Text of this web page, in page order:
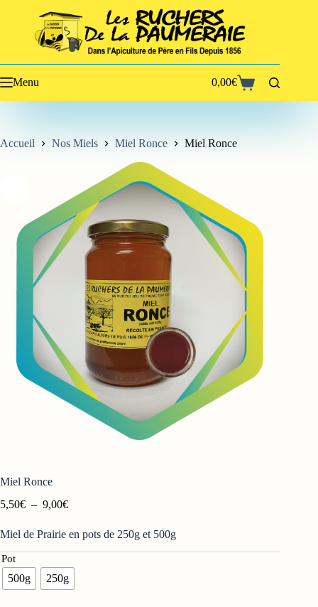
Menu
Panier
d’achat
0,00€
Accueil Nos Miels Miel Ronce Miel Ronce
Miel Ronce
5,50€ – 9,00€Plage
5,50€
à
9,00€
Miel de Prairie en pots de 250g et 500g
Pot
500g 250g